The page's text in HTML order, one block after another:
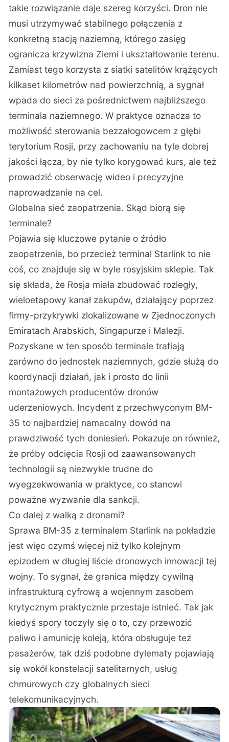
takie rozwiązanie daje szereg korzyści. Dron nie
musi utrzymywać stabilnego połączenia z
konkretną stacją naziemną, którego zasięg
ogranicza krzywizna Ziemi i ukształtowanie terenu.
Zamiast tego korzysta z siatki satelitów krążących
kilkaset kilometrów nad powierzchnią, a sygnał
wpada do sieci za pośrednictwem najbliższego
terminala naziemnego. W praktyce oznacza to
możliwość sterowania bezzałogowcem z głębi
terytorium Rosji, przy zachowaniu na tyle dobrej
jakości łącza, by nie tylko korygować kurs, ale też
prowadzić obserwację wideo i precyzyjne
naprowadzanie na cel.
Globalna sieć zaopatrzenia. Skąd biorą się
terminale?
Pojawia się kluczowe pytanie o źródło
zaopatrzenia, bo przecież terminal Starlink to nie
coś, co znajduje się w byle rosyjskim sklepie. Tak
się składa, że Rosja miała zbudować rozległy,
wieloetapowy kanał zakupów, działający poprzez
firmy-przykrywki zlokalizowane w Zjednoczonych
Emiratach Arabskich, Singapurze i Malezji.
Pozyskane w ten sposób terminale trafiają
zarówno do jednostek naziemnych, gdzie służą do
koordynacji działań, jak i prosto do linii
montażowych producentów dronów
uderzeniowych. Incydent z przechwyconym BM-
35 to najbardziej namacalny dowód na
prawdziwość tych doniesień. Pokazuje on również,
że próby odcięcia Rosji od zaawansowanych
technologii są niezwykle trudne do
wyegzekwowania w praktyce, co stanowi
poważne wyzwanie dla sankcji.
Co dalej z walką z dronami?
Sprawa BM-35 z terminalem Starlink na pokładzie
jest więc czymś więcej niż tylko kolejnym
epizodem w długiej liście dronowych innowacji tej
wojny. To sygnał, że granica między cywilną
infrastrukturą cyfrową a wojennym zasobem
krytycznym praktycznie przestaje istnieć. Tak jak
kiedyś spory toczyły się o to, czy przewozić
paliwo i amunicję koleją, która obsługuje też
pasażerów, tak dziś podobne dylematy pojawiają
się wokół konstelacji satelitarnych, usług
chmurowych czy globalnych sieci
telekomunikacyjnych.